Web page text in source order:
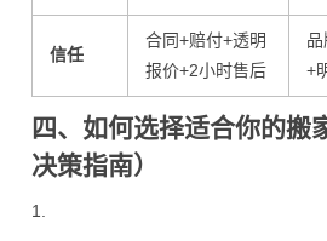
信任
合同+赔付+透明
报价+2小时售后
+
四、如何选择适合你的搬
决策指南）
1.